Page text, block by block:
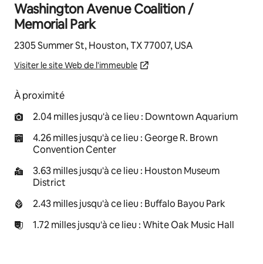
Washington Avenue Coalition /
Memorial Park
2305 Summer St, Houston, TX 77007, USA
Visiter le site Web de l'immeuble
À proximité
2.04 milles jusqu'à ce lieu : Downtown Aquarium
4.26 milles jusqu'à ce lieu : George R. Brown
Convention Center
3.63 milles jusqu'à ce lieu : Houston Museum
District
2.43 milles jusqu'à ce lieu : Buffalo Bayou Park
1.72 milles jusqu'à ce lieu : White Oak Music Hall